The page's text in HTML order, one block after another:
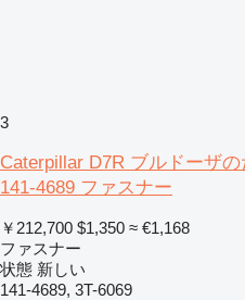
3
Caterpillar D7R ブルドーザ
141-4689 ファスナー
￥212,700 $1,350 ≈ €1,168
ファスナー
状態 新しい
141-4689, 3T-6069